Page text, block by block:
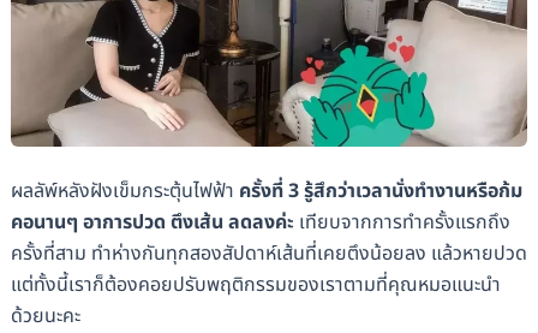
ผลลัพ์หลังฝังเข็มกระตุ้นไฟฟ้า ครั้งที่ 3 รู้สึกว่าเวลานั่งทำงานหรือก้ม
คอนานๆ อาการปวด ตึงเส้น ลดลงค่ะ เทียบจากการทำครั้งแรกถึง
ครั้งที่สาม ทำห่างกันทุกสองสัปดาห์เส้นที่เคยตึงน้อยลง แล้วหายปวด
แต่ทั้งนี้เราก็ต้องคอยปรับพฤติกรรมของเราตามที่คุณหมอแนะนำ
ด้วยนะคะ